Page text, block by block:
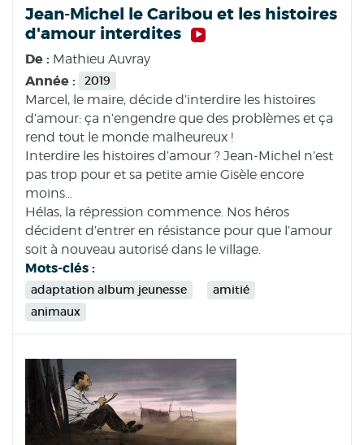
Jean-Michel le Caribou et les histoires
d'amour interdites
De : Mathieu Auvray
Année : 2019
Marcel, le maire, décide d’interdire les histoires
d’amour: ça n’engendre que des problèmes et ça
rend tout le monde malheureux !
Interdire les histoires d’amour ? Jean-Michel n’est
pas trop pour et sa petite amie Gisèle encore
moins…
Hélas, la répression commence. Nos héros
décident d’entrer en résistance pour que l’amour
soit à nouveau autorisé dans le village.
Mots-clés :
adaptation album jeunesse
amitié
animaux